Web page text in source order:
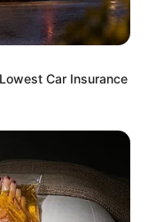
Ditching Viagra
Car Insurance